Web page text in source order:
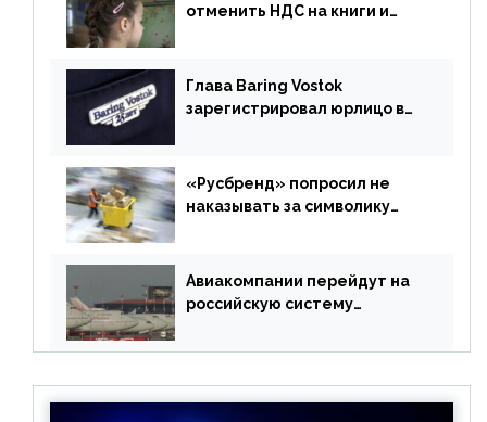
отменить НДС на книги и
Глава Baring Vostok
зарегистрировал юрлицо в
«Русбренд» попросил не
наказывать за символику
Авиакомпании перейдут на
российскую систему